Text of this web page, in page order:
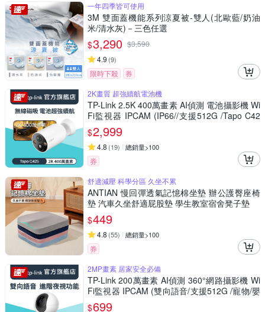
一年四季皆可使用
3M 雙面蓋機能系列涼夏被-雙人(北歐藍/奶油
米/清水灰)－三色任選
$3,290 $3,590
4.9 (9)
限時下殺
券
2K畫質 超強續航電池機
TP-Link 2.5K 400萬畫素 AI偵測 電池攝影機 Wi
Fi監視器 IPCAM (IP66//支援512G /Tapo C42
5)
$2,999
4.8 (19) 總銷量>100
券
舒適減壓 科學分區 久坐不累
ANTIAN 慢回彈透氣記憶棉坐墊 辦公護臀座椅
墊 汽車久坐舒適屁股墊 學生教室宿舍凳子墊
$449
4.8 (55) 總銷量>100
券
2MP畫素 居家安全必備
TP-Link 200萬畫素 AI偵測 360°網路攝影機 Wi
Fi監視器 IPCAM (雙向語音/支援512G /寵物/嬰
兒/長輩/Tapo C200)
$699